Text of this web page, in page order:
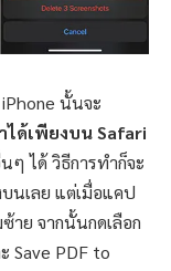
นั้นจะ
ได้เพียงบน Safari
ได้ วิธีการทำก็จะ
นเลย แต่เมื่อแคป
าย จากนั้นกดเลือก
Save PDF to